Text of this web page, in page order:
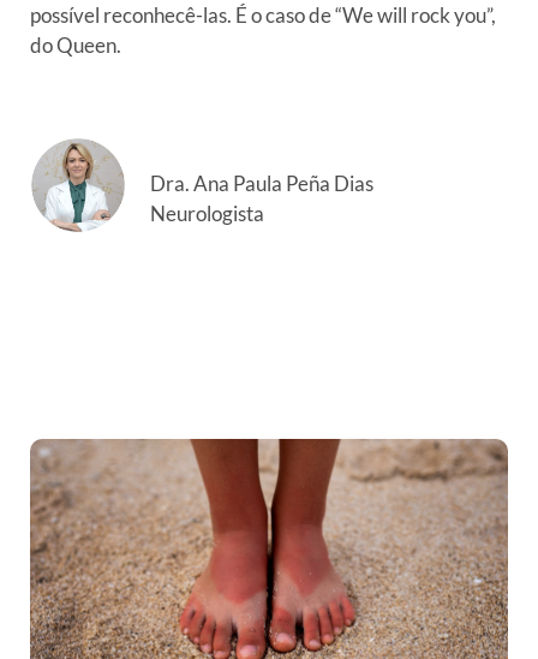
possível reconhecê-las. É o caso de “We will rock you”,
do Queen.
Dra. Ana Paula Peña Dias
Neurologista